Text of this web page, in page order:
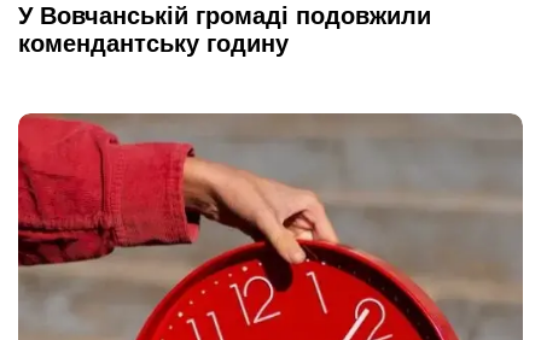
У Вовчанській громаді подовжили
комендантську годину